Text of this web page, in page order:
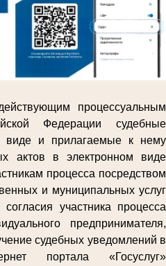
процессуальным
Федерации судебные
виде и прилагаемые к нему
актов в электронном виде
процесса посредством
и муниципальных услуг
участника процесса
предпринимателя,
судебных уведомлений в
портала «Госуслуг»